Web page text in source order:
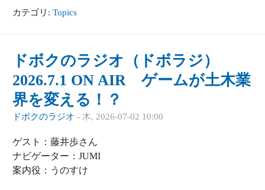
カテゴリ: Topics
ドボクのラジオ（ドボラジ）
2026.7.1 ON AIR ゲームが土木業
界を変える！？
ドボクのラジオ - 木, 2026-07-02 10:00
ゲスト：藤井歩さん
ナビゲーター：JUMI
案内役：うのすけ